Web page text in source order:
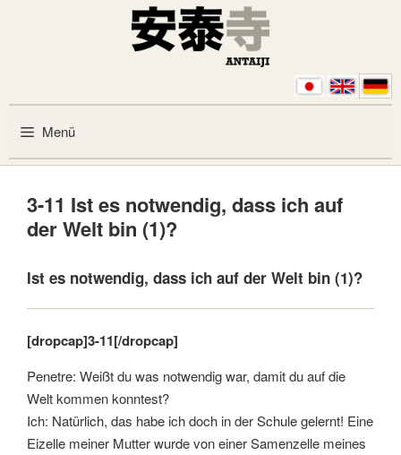
Menü
3-11 Ist es notwendig, dass ich auf
der Welt bin (1)?
Ist es notwendig, dass ich auf der Welt bin (1)?
[dropcap]3-11[/dropcap]
Penetre: Weißt du was notwendig war, damit du auf die
Welt kommen konntest?
Ich: Natürlich, das habe ich doch in der Schule gelernt! Eine
Eizelle meiner Mutter wurde von einer Samenzelle meines